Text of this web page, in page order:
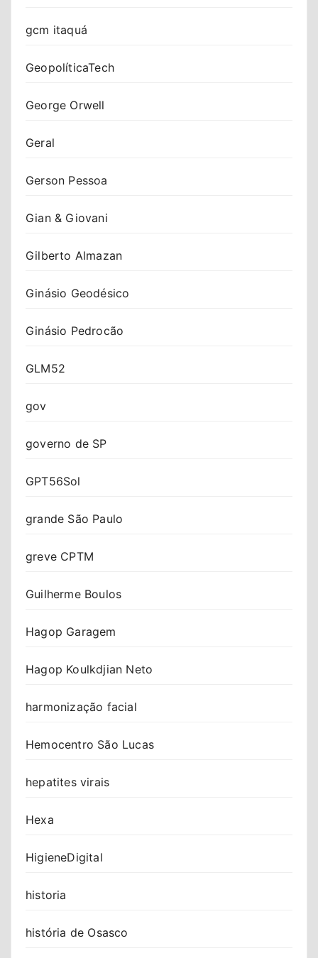
gcm itaquá
GeopolíticaTech
George Orwell
Geral
Gerson Pessoa
Gian & Giovani
Gilberto Almazan
Ginásio Geodésico
Ginásio Pedrocão
GLM52
gov
governo de SP
GPT56Sol
grande São Paulo
greve CPTM
Guilherme Boulos
Hagop Garagem
Hagop Koulkdjian Neto
harmonização facial
Hemocentro São Lucas
hepatites virais
Hexa
HigieneDigital
historia
história de Osasco